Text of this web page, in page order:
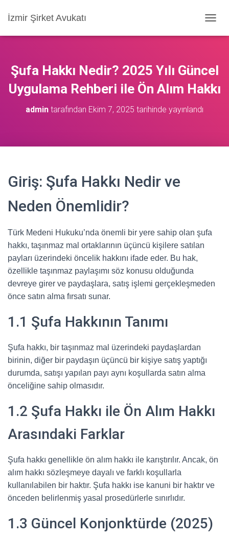
İzmir Şirket Avukatı
E
Ü
A
Ç
Şufa Hakkı Nedir? 2025 Yılı Güncel
Uygulama Rehberi ile Ön Alım Hakkı
admin tarafından Ekim 7, 2025 tarihinde yayınlandı
Giriş: Şufa Hakkı Nedir ve
Neden Önemlidir?
Türk Medeni Hukuku’nda önemli bir yere sahip olan şufa
hakkı, taşınmaz mal ortaklarının üçüncü kişilere satılan
payları üzerindeki öncelik hakkını ifade eder. Bu hak,
özellikle taşınmaz paylaşımı söz konusu olduğunda
devreye girer ve paydaşlara, satış işlemi gerçekleşmeden
önce satın alma fırsatı sunar.
1.1 Şufa Hakkının Tanımı
Şufa hakkı, bir taşınmaz mal üzerindeki paydaşlardan
birinin, diğer bir paydaşın üçüncü bir kişiye satış yaptığı
durumda, satışı yapılan payı aynı koşullarda satın alma
önceliğine sahip olmasıdır.
1.2 Şufa Hakkı ile Ön Alım Hakkı
Arasındaki Farklar
Şufa hakkı genellikle ön alım hakkı ile karıştırılır. Ancak, ön
alım hakkı sözleşmeye dayalı ve farklı koşullarla
kullanılabilen bir haktır. Şufa hakkı ise kanuni bir haktır ve
önceden belirlenmiş yasal prosedürlerle sınırlıdır.
1.3 Güncel Konjonktürde (2025)